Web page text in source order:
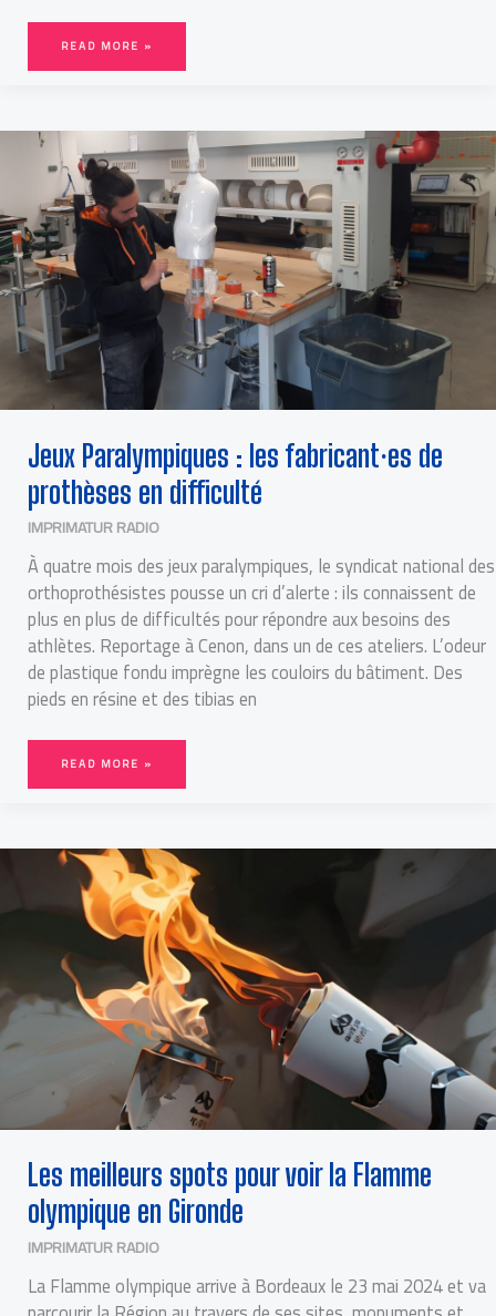
READ MORE »
Jeux Paralympiques : les fabricant⸱es de
prothèses en difficulté
IMPRIMATUR RADIO
À quatre mois des jeux paralympiques, le syndicat national des
orthoprothésistes pousse un cri d’alerte : ils connaissent de
plus en plus de difficultés pour répondre aux besoins des
athlètes. Reportage à Cenon, dans un de ces ateliers. L’odeur
de plastique fondu imprègne les couloirs du bâtiment. Des
pieds en résine et des tibias en
JEUX
PARALYMPIQUES
:
LES
FABRICANT⸱
ES
DE
PROTHÈSES
EN
DIFFICULTÉ
READ MORE »
Les meilleurs spots pour voir la Flamme
olympique en Gironde
IMPRIMATUR RADIO
La Flamme olympique arrive à Bordeaux le 23 mai 2024 et va
LES
MEILLEURS
SPOTS
POUR
VOIR
LA
FLAMME
OLYMPIQUE
GIRONDE